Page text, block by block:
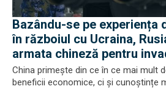
Bazându-se pe experiența
în războiul cu Ucraina,
armata chineză pentru
China primește din ce în ce mai mult
beneficii economice, ci și cunoștințe